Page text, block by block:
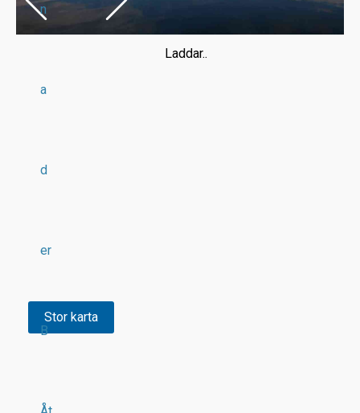
n
a
d
er
B
Laddar..
Stor karta